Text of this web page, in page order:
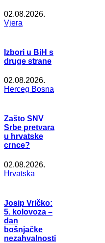
02.08.2026.
Vjera
Izbori u BiH s
druge strane
02.08.2026.
Herceg Bosna
Zašto SNV
Srbe pretvara
u hrvatske
crnce?
02.08.2026.
Hrvatska
Josip Vričko:
5. kolovoza –
dan
bošnjačke
nezahvalnosti